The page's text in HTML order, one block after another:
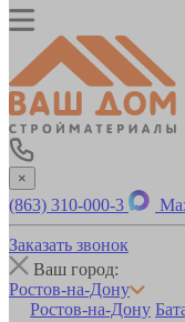
×
(863) 310-000-3
Заказать звонок
Ваш город:
Ростов-на-Дону
Ростов-на-Дону